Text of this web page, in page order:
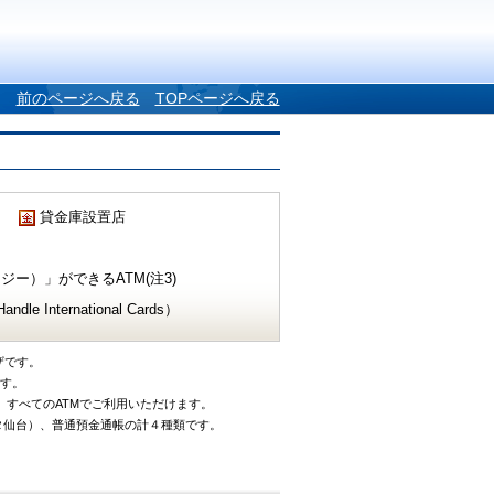
前のページへ戻る TOPページへ戻る
貸金庫設置店
ー）」ができるATM(注3)
International Cards）
す。
。
べてのATMでご利用いただけます。
台）、普通預金通帳の計４種類です。